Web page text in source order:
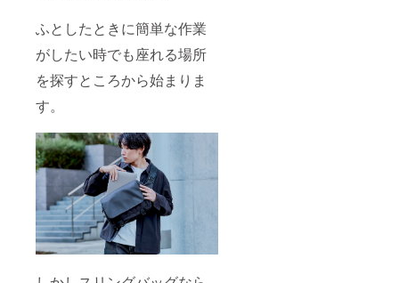
ふとしたときに簡単な作業
がしたい時でも座れる場所
を探すところから始まりま
す。